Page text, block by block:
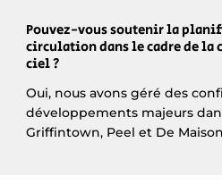
Pouvez-vous soutenir la
circulation dans le cadre de
ciel ?
Oui, nous avons géré des
développements majeurs
Griffintown, Peel et De